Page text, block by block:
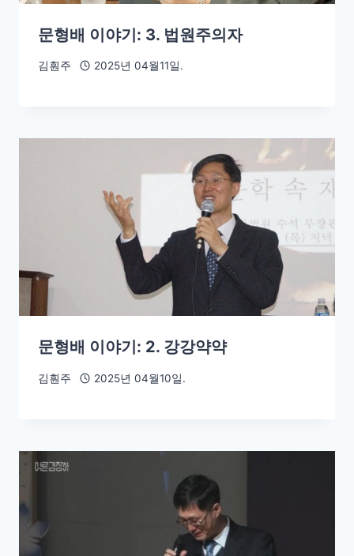
문형배 이야기: 3. 법원주의자
김훤주 2025년 04월11일.
문형배 이야기: 2. 강강약약
김훤주 2025년 04월10일.